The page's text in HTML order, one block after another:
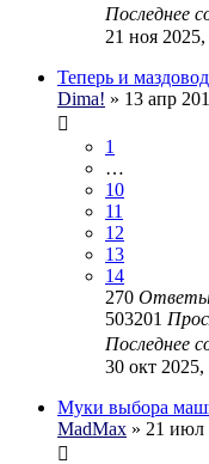
Последнее
21 ноя
Теперь и
Dima! » 13 апр
1
…
10
11
12
13
14
270
503201
Последнее
30 окт 2025,
Муки выбора
MadMax » 21 июл